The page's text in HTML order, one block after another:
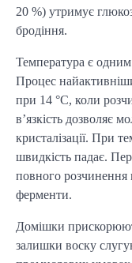
20 %) утримує
бродіння.
Температура є
Процес
при 14 °C, коли
в’язкість дозволяє
кристалізації. При
швидкість падає.
повного розчинення
ферменти.
Домішки
залишки воску